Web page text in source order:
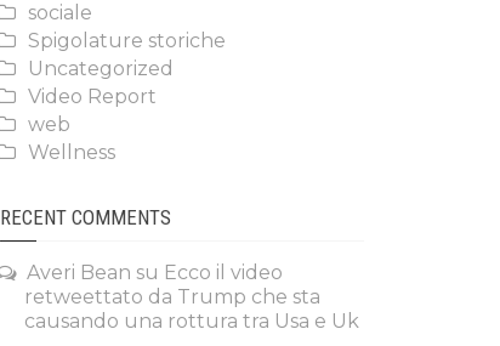
sociale
Spigolature storiche
Uncategorized
Video Report
web
Wellness
RECENT COMMENTS
Averi Bean su Ecco il video
retweettato da Trump che sta
causando una rottura tra Usa e Uk